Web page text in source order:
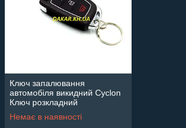
Ключ запалювання
автомобіля викидний Cyclon
Ключ розкладний
автомобільний
Немає в наявності